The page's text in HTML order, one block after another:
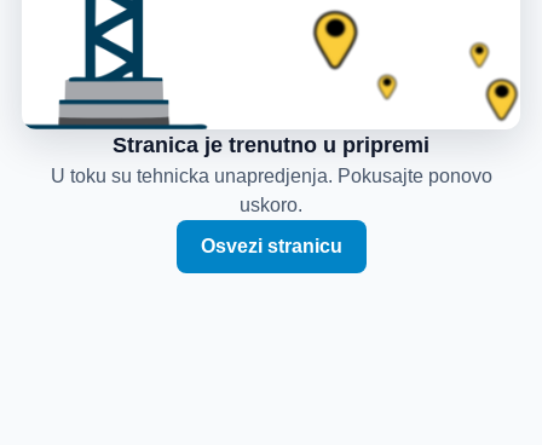
Stranica je trenutno u pripremi
U toku su tehnicka unapredjenja. Pokusajte ponovo
uskoro.
Osvezi stranicu